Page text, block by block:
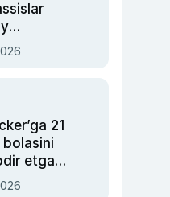
xavotir
21
bolasini
etgan
o‘qildi